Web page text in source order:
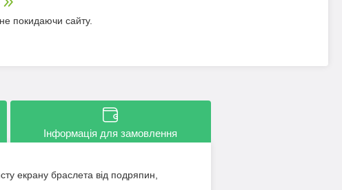
покидаючи сайту.
Інформація для замовлення
екрану браслета від подряпин,